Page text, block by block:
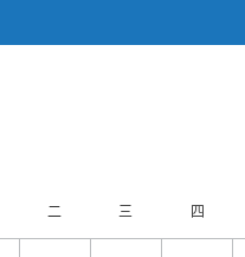
二 三 四